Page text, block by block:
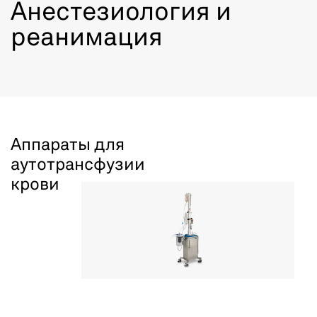
Анестезиология и
реанимация
Аппараты для
аутотрансфузии
крови